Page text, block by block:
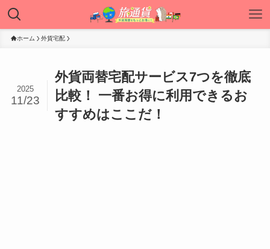
ホーム 外貨宅配
外貨両替宅配サービス7つを徹底
比較！ 一番お得に利用できるお
すすめはここだ！
2025
11/23